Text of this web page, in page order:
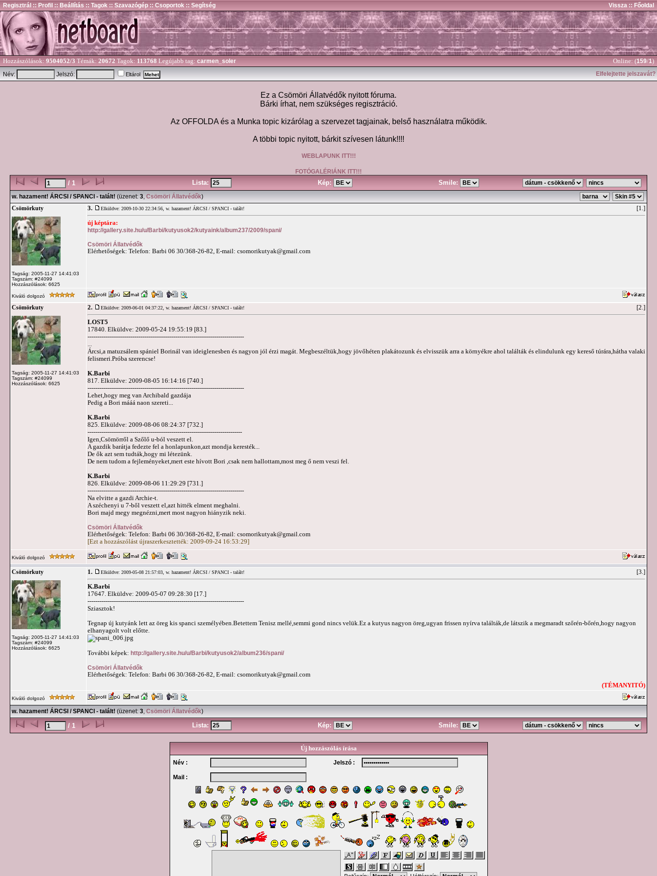
Regisztrál :: Profil :: Beállítás :: Tagok :: Szavazógép :: Csoportok :: Segítség Vissza :: Főoldal
Hozzászólások: 9504052/3 Témák: 20672 Tagok: 113768 Legújabb tag: carmen_soler Online: (159/1)
Név: Jelszó: Eltárol Elfelejtette jelszavát?
Ez a Csömöri Állatvédők nyitott fóruma.
Bárki írhat, nem szükséges regisztráció.
Az OFFOLDA és a Munka topic kizárólag a szervezet tagjainak, belső használatra működik.
A többi topic nyitott, bárkit szívesen látunk!!!!
WEBLAPUNK ITT!!!
FOTÓGALÉRIÁNK ITT!!!
/ 1 Lista: Kép: Smile:
w. hazament! ÁRCSI / SPANCI - talált! (üzenet: 3, Csömöri Állatvédők)
Csömörkuty
Tagság: 2005-11-27 14:41:03
Tagszám: #24099
Hozzászólások: 6625
3. Elküldve: 2009-10-30 22:34:56, w. hazament! ÁRCSI / SPANCI - talált! [1.]
új képtára:
http://gallery.site.hu/u/Barbi/kutyusok2/kutyaink/album237/2009/spani/
Csömöri Állatvédők
Elérhetőségek: Telefon: Barbi 06 30/368-26-82, E-mail: csomorikutyak@gmail.com
Kiváló dolgozó
Csömörkuty
Tagság: 2005-11-27 14:41:03
Tagszám: #24099
Hozzászólások: 6625
2. Elküldve: 2009-06-01 04:37:22, w. hazament! ÁRCSI / SPANCI - talált! [2.]
LOST5
17840. Elküldve: 2009-05-24 19:55:19 [83.]
--------------------------------------------------------------------------------
Árcsi,a matuzsálem spániel Borinál van ideiglenesben és nagyon jól érzi magát. Megbeszéltük,hogy jövőhéten plakátozunk és elvisszük arra a környékre ahol találták és elindulunk egy kereső túrára,hátha valaki
felismeri.Próba szerencse!
K.Barbi
817. Elküldve: 2009-08-05 16:14:16 [740.]
--------------------------------------------------------------------------------
Lehet,hogy meg van Archibald gazdája
Pedig a Bori mááá naon szereti...
K.Barbi
825. Elküldve: 2009-08-06 08:24:37 [732.]
-------------------------------------------------------------------------------
Igen,Csömörről a Szőlő u-ból veszett el.
A gazdik barátja fedezte fel a honlapunkon,azt mondja keresték...
De ők azt sem tudták,hogy mi létezünk.
De nem tudom a fejleményeket,mert este hívott Bori ,csak nem hallottam,most meg ő nem veszi fel.
K.Barbi
826. Elküldve: 2009-08-06 11:29:29 [731.]
--------------------------------------------------------------------------------
Na elvitte a gazdi Archie-t.
A széchenyi u 7-ből veszett el,azt hitték elment meghalni.
Bori majd megy megnézni,mert most nagyon hiányzik neki.
Csömöri Állatvédők
Elérhetőségek: Telefon: Barbi 06 30/368-26-82, E-mail: csomorikutyak@gmail.com
[Ezt a hozzászólást újraszerkesztették: 2009-09-24 16:53:29]
Kiváló dolgozó
Csömörkuty
Tagság: 2005-11-27 14:41:03
Tagszám: #24099
Hozzászólások: 6625
1. Elküldve: 2009-05-08 21:57:03, w. hazament! ÁRCSI / SPANCI - talált! [3.]
K.Barbi
17647. Elküldve: 2009-05-07 09:28:30 [17.]
--------------------------------------------------------------------------------
Sziasztok!
Tegnap új kutyánk lett az öreg kis spanci személyében.Betettem Tenisz mellé,semmi gond nincs velük.Ez a kutyus nagyon öreg,ugyan frissen nyírva találták,de látszik a megmaradt szőrén-bőrén,hogy nagyon
elhanyagolt volt előtte.
További képek: http://gallery.site.hu/u/Barbi/kutyusok2/album236/spani/
Csömöri Állatvédők
Elérhetőségek: Telefon: Barbi 06 30/368-26-82, E-mail: csomorikutyak@gmail.com
(TÉMANYITÓ)
Kiváló dolgozó
w. hazament! ÁRCSI / SPANCI - talált! (üzenet: 3, Csömöri Állatvédők)
/ 1 Lista: Kép: Smile:
Új hozzászólás írása
Név : Jelszó :
Mail :